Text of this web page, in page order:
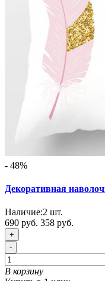
- 48%
Декоративная
Наличие:2 шт.
690 руб. 358 руб.
+
-
В корзину